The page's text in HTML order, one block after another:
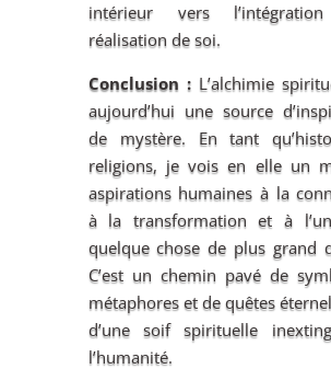
intérieur vers
réalisation de soi.
Conclusion :L’alchimie
aujourd’hui une source
de mystère. En tant
religions, je vois en elle un
aspirations humaines à la
à la transformation et à
quelque chose de plus grand
C’est un chemin pavé de
métaphores et de quêtes
d’une soif spirituelle
l’humanité.